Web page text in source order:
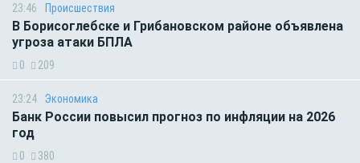
23:46 Происшествия
В Борисоглебске и Грибановском районе объявлена
угроза атаки БПЛА
0 209
23:24 Экономика
Банк России повысил прогноз по инфляции на 2026
год
0 380